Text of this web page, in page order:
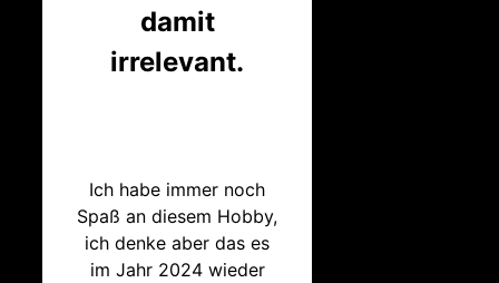
damit
irrelevant.
Ich habe immer noch
Spaß an diesem Hobby,
ich denke aber das es
im Jahr 2024 wieder